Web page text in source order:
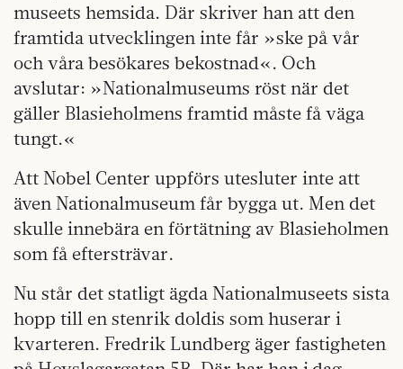
museets hemsida. Där skriver han att den
framtida utvecklingen inte får »ske på vår
och våra besökares bekostnad«. Och
avslutar: »Nationalmuseums röst när det
gäller Blasieholmens framtid måste få väga
tungt.«
Att Nobel Center uppförs utesluter inte att
även Nationalmuseum får bygga ut. Men det
skulle innebära en förtätning av Blasieholmen
som få eftersträvar.
Nu står det statligt ägda Nationalmuseets sista
hopp till en stenrik doldis som huserar i
kvarteren. Fredrik Lundberg äger fastigheten